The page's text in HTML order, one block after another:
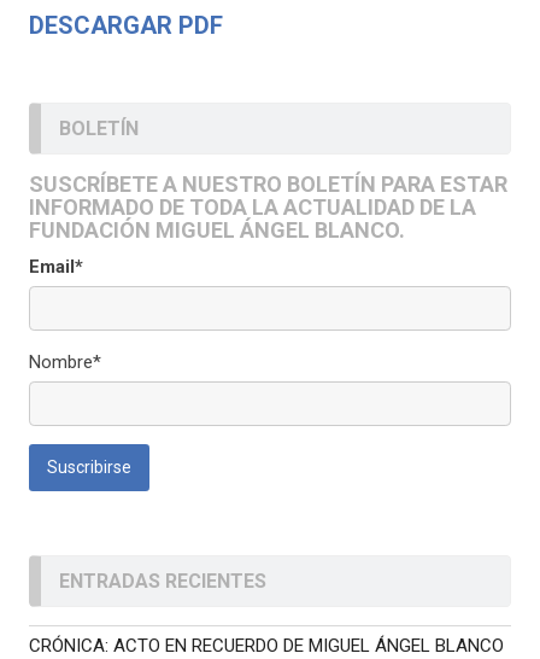
DESCARGAR PDF
BOLETÍN
SUSCRÍBETE A NUESTRO BOLETÍN PARA ESTAR
INFORMADO DE TODA LA ACTUALIDAD DE LA
FUNDACIÓN MIGUEL ÁNGEL BLANCO.
Email*
Nombre*
ENTRADAS RECIENTES
CRÓNICA: ACTO EN RECUERDO DE MIGUEL ÁNGEL BLANCO